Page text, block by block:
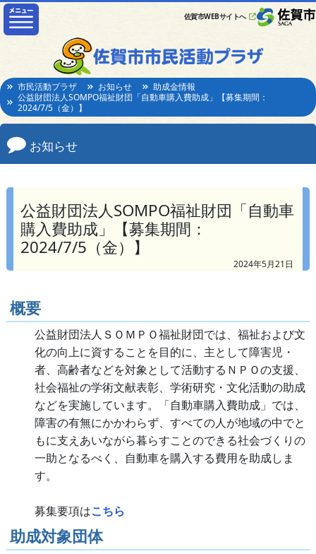
佐賀市WEBサイトへ
市民活動プラザ お知らせ
助成金情報
公益財団法人SOMPO福祉財団「自動車購入費助成」【募集期間：
2024/7/5（金）】
お知らせ
公益財団法人SOMPO福祉財団「自動車
購入費助成」【募集期間：
2024/7/5（金）】
2024年5月21日
概要
公益財団法人ＳＯＭＰＯ福祉財団では、福祉および文
化の向上に資することを目的に、主として障害児・
者、高齢者などを対象として活動するＮＰＯの支援、
社会福祉の学術文献表彰、学術研究・文化活動の助成
などを実施しています。「自動車購入費助成」では、
障害の有無にかかわらず、すべての人が地域の中でと
もに支えあいながら暮らすことのできる社会づくりの
一助となるべく、自動車を購入する費用を助成しま
す。
募集要項はこちら
助成対象団体